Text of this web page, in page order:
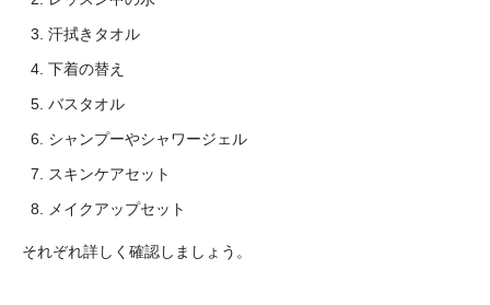
汗拭きタオル
下着の替え
バスタオル
シャンプーやシャワージェル
スキンケアセット
メイクアップセット
それぞれ詳しく確認しましょう。